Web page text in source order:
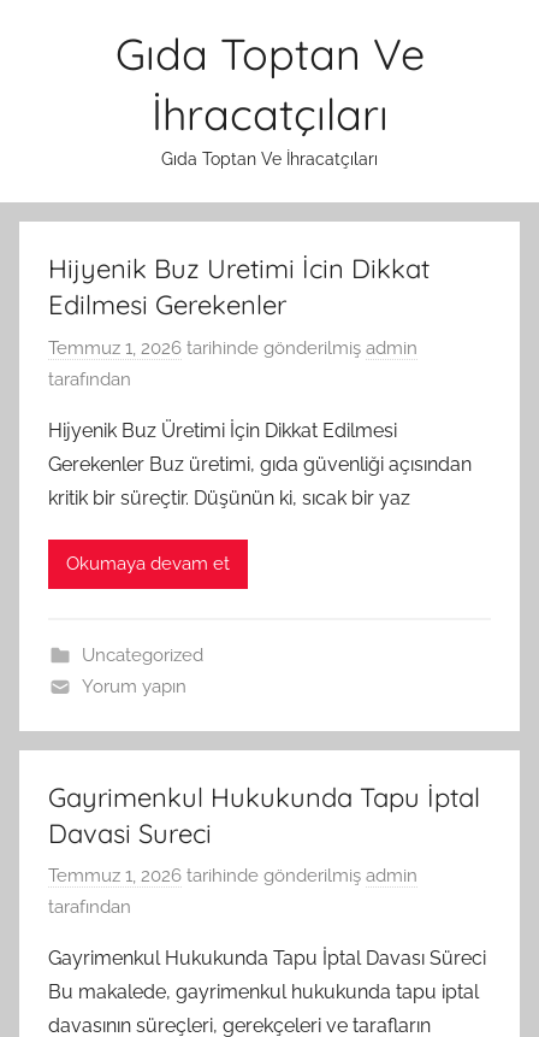
Gıda Toptan Ve
İhracatçıları
Gıda Toptan Ve İhracatçıları
Hijyenik Buz Uretimi İcin Dikkat
Edilmesi Gerekenler
Temmuz 1, 2026 tarihinde gönderilmiş admin
tarafından
Hijyenik Buz Üretimi İçin Dikkat Edilmesi
Gerekenler Buz üretimi, gıda güvenliği açısından
kritik bir süreçtir. Düşünün ki, sıcak bir yaz
Okumaya devam et
Uncategorized
Yorum yapın
Gayrimenkul Hukukunda Tapu İptal
Davasi Sureci
Temmuz 1, 2026 tarihinde gönderilmiş admin
tarafından
Gayrimenkul Hukukunda Tapu İptal Davası Süreci
Bu makalede, gayrimenkul hukukunda tapu iptal
davasının süreçleri, gerekçeleri ve tarafların